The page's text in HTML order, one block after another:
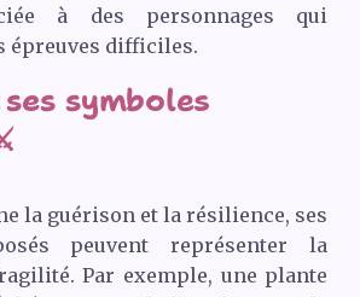
à des personnages qui
épreuves difficiles.
ses symboles
la guérison et la résilience, ses
peuvent représenter la
Par exemple, une plante